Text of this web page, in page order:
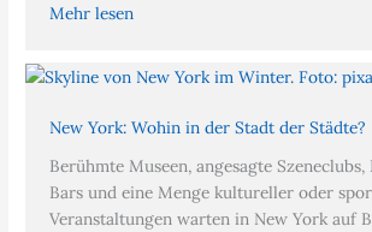
Mehr lesen
New York: Wohin in der Stadt der Städte?
Berühmte Museen, angesagte Szeneclubs,
Bars und eine Menge kultureller oder
Veranstaltungen warten in New York auf